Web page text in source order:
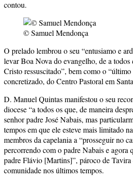
contou.
© Samuel Mendonça
O prelado lembrou o seu “entusiamo e
levar Boa Nova do evangelho, de a
Cristo ressuscitado”, bem como o “último
concretizado, do Centro Pastoral em
D. Manuel Quintas manifestou o seu
diocese “a todos os que, de maneira
senhor padre José Nabais, mas
tempos em que ele esteve mais limitado
membros da capelania a “prosseguir no
percorrendo com o padre Nabais e agora
padre Flávio [Martins]”, pároco de Tavira
comunidade nos últimos tempos.